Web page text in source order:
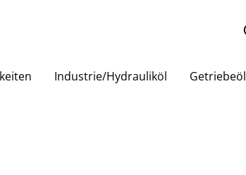
Industrie/Hydrauliköl Getriebeöl